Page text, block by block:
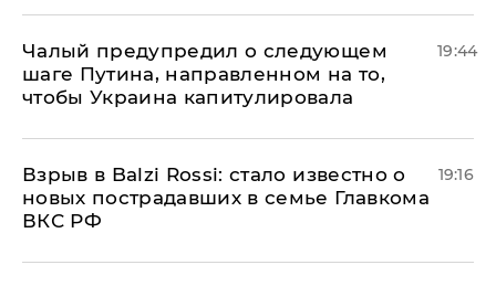
Чалый предупредил о следующем
шаге Путина, направленном на то,
чтобы Украина капитулировала
19:44
Взрыв в Balzi Rossi: стало известно о
новых пострадавших в семье Главкома
ВКС РФ
19:16